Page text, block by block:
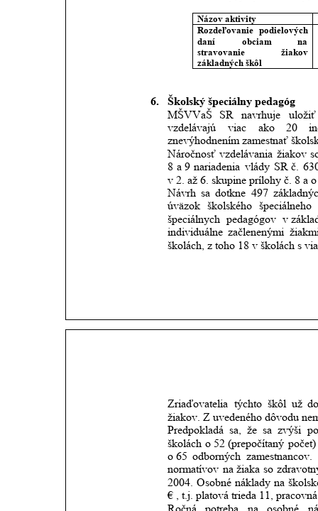
Názov aktivity
Rozdeľovanie podielových
daní
obciam
na
stravovanie
žiakov
základných škôl
6.
Školský špeciálny pedagóg
MŠVVaŠ
SR navrhuje
uložiť
vzdelávajú
viac ako 20
znevýhodnením zamestnať
Náročnosť vzdelávania žiakov
8 a 9 nariadenia vlády SR č.
v 2. až 6. skupine prílohy č. 8 a
Návrh sa dotkne 497
úväzok
školského
špeciálneho
špeciálnych
pedagógov v
individuálne začlenenými
školách, z toho 18 v školách s
Zriaďovatelia týchto škôl už
žiakov. Z uvedeného dôvodu
Predpokladá sa, že sa zvýši
školách o 52 (prepočítaný počet)
o 65 odborných zamestnancov.
normatívov na žiaka so
2004. Osobné náklady na
€ , t.j. platová trieda 11,
Ročná
potreba na osobné